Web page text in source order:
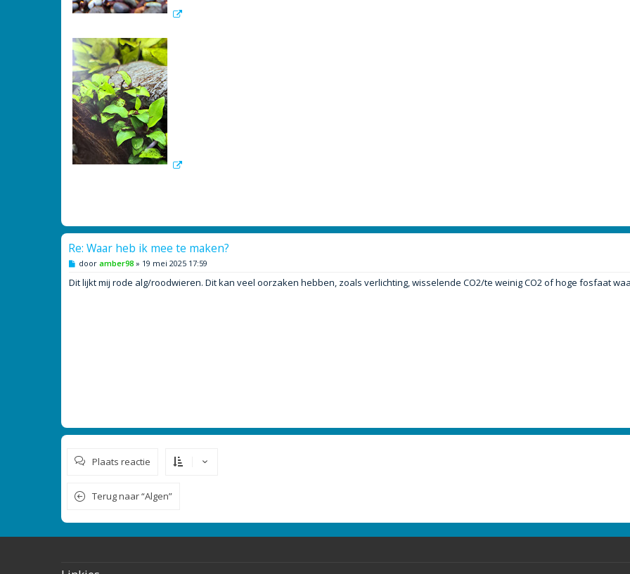
Re: Waar heb ik mee te maken?
B
r
i
door amber98 » 19 mei 2025 17:59
Dit lijkt mij rode alg/roodwieren. Dit kan veel oorzaken hebben, zoals verlichting, wisselende CO2/te weinig CO2 of hoge fosfaat
Plaats reactie
Terug naar “Algen”